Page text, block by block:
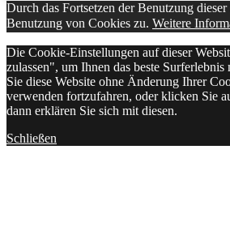
Durch das Fortsetzen der Benutzung
Benutzung von Cookies zu. Weitere
Die Cookie-Einstellungen auf dieser
zulassen", um Ihnen das beste
Sie diese Website ohne Änderung Ihrer
verwenden fortzufahren, oder klicken Sie
dann erklären Sie sich mit diesen.
Schließen